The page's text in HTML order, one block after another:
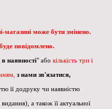
магазині може бути змінено.
повідомлено.
наявності" або кількість три і
з нами зв'язатися,
її додруку чи наявністю
а також її актуальної